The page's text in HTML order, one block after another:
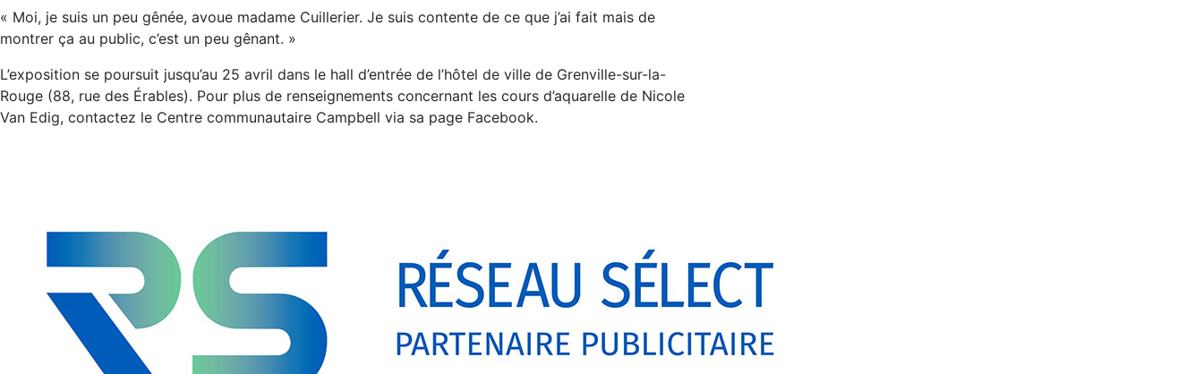
« Moi, je suis un peu gênée, avoue madame Cuillerier. Je suis contente de ce que j’ai fait mais de
montrer ça au public, c’est un peu gênant. »
L’exposition se poursuit jusqu’au 25 avril dans le hall d’entrée de l’hôtel de ville de Grenville-sur-la-
Rouge (88, rue des Érables). Pour plus de renseignements concernant les cours d’aquarelle de Nicole
Van Edig, contactez le Centre communautaire Campbell via sa page Facebook.